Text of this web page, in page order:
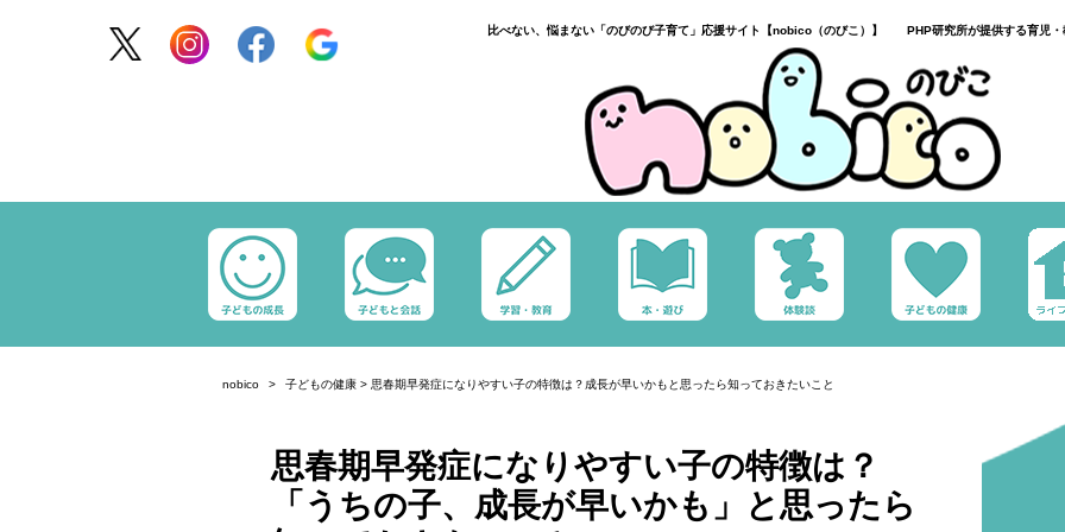
比べない、悩まない「のびのび子育て」応援サイト【nobico（のびこ）】 PHP研究所が提供する育児・
nobico 子どもの健康 > 思春期早発症になりやすい子の特徴は？成長が早いかもと思ったら知っておきたいこと
思春期早発症になりやすい子の特徴は？
「うちの子、成長が早いかも」と思ったら